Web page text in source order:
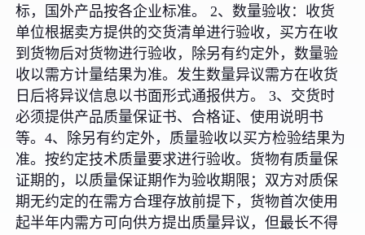
标，国外产品按各企业标准。 2、数量验收：收货
单位根据卖方提供的交货清单进行验收，买方在收
到货物后对货物进行验收，除另有约定外，数量验
收以需方计量结果为准。发生数量异议需方在收货
日后将异议信息以书面形式通报供方。 3、交货时
必须提供产品质量保证书、合格证、使用说明书
等。4、除另有约定外，质量验收以买方检验结果为
准。按约定技术质量要求进行验收。货物有质量保
证期的，以质量保证期作为验收期限；双方对质保
期无约定的在需方合理存放前提下，货物首次使用
起半年内需方可向供方提出质量异议，但最长不得